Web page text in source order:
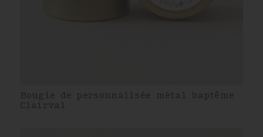
Bougie de personnalisée métal baptême
Clairval